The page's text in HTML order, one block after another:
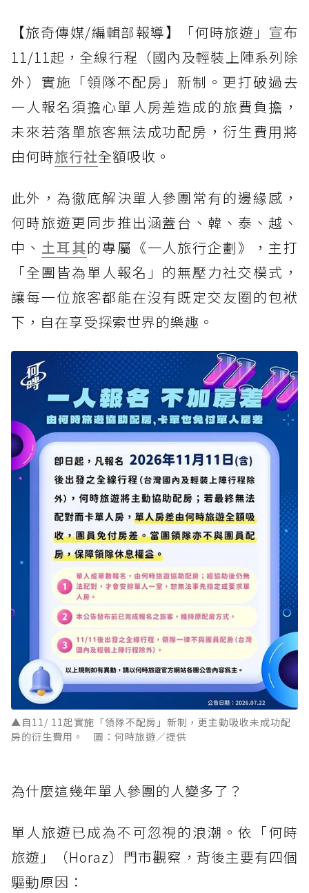
【旅奇傳媒/編輯部報導】「何時旅遊」宣布
11/11起，全線行程（國內及輕裝上陣系列除
外）實施「領隊不配房」新制。更打破過去
一人報名須擔心單人房差造成的旅費負擔，
未來若落單旅客無法成功配房，衍生費用將
由何時旅行社全額吸收。
此外，為徹底解決單人參團常有的邊緣感，
何時旅遊更同步推出涵蓋台、韓、泰、越、
中、 土耳其的專屬《一人旅行企劃》，主打
「全團皆為單人報名」的無壓力社交模式，
讓每一位旅客都能在沒有既定交友圈的包袱
下，自在享受探索世界的樂趣。
▲自11/ 11起實施「領隊不配房」新制，更主動吸收未成功配
房的衍生費用。 圖：何時旅遊／提供
為什麼這幾年單人參團的人變多了？
單人旅遊已成為不可忽視的浪潮。依「何時
旅遊」（Horaz）門市觀察，背後主要有四個
驅動原因：